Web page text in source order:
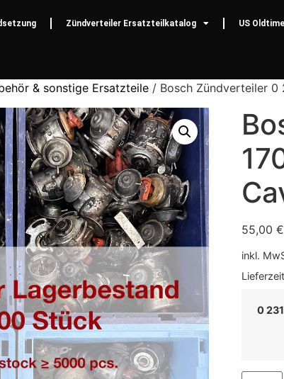
Zündverteiler Ersatzteilkatalog US
& sonstige Ersatzteile / Bosch Zündverteiler 0
55,00 €
inkl.
0